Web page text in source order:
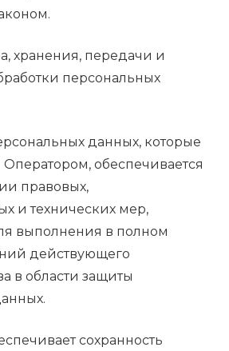
хранения, передачи и
персональных
данных, которые
обеспечивается
правовых,
и технических мер,
выполнения в полном
действующего
в области защиты
сохранность